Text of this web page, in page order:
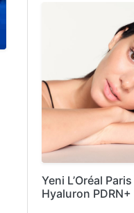
Yeni L’Oréal
Hyaluron PDRN+